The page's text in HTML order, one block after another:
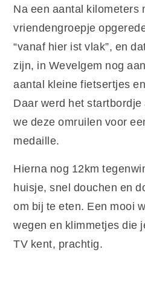
Na een aantal kilometers
vriendengroepje
“vanaf hier ist vlak”, en
zijn, in Wevelgem nog
aantal kleine fietsertjes
Daar werd het
we deze omruilen voor
medaille.
Hierna nog 12km
huisje, snel douchen en
om bij te eten. Een mooi
wegen en klimmetjes die
TV kent, prachtig.